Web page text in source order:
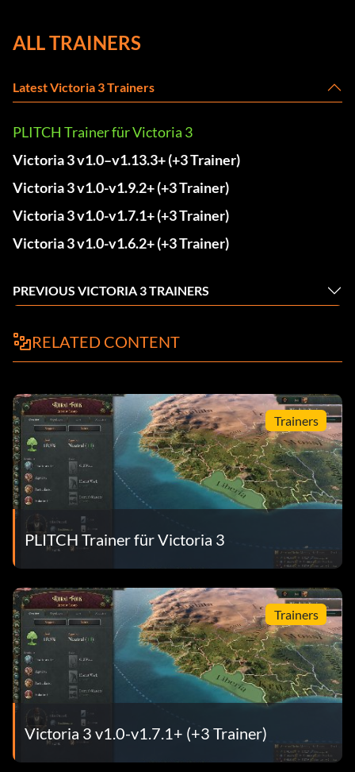
ALL TRAINERS
Latest Victoria 3 Trainers
PLITCH Trainer für Victoria 3
Victoria 3 v1.0–v1.13.3+ (+3 Trainer)
Victoria 3 v1.0-v1.9.2+ (+3 Trainer)
Victoria 3 v1.0-v1.7.1+ (+3 Trainer)
Victoria 3 v1.0-v1.6.2+ (+3 Trainer)
PREVIOUS VICTORIA 3 TRAINERS
RELATED CONTENT
Trainers
PLITCH Trainer für Victoria 3
Trainers
Victoria 3 v1.0-v1.7.1+ (+3 Trainer)